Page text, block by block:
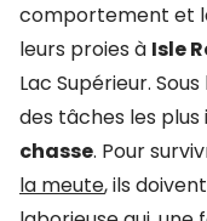
comportement et
leurs proies à Isle
Lac Supérieur.
des tâches les
chasse. Pour
la meute, ils